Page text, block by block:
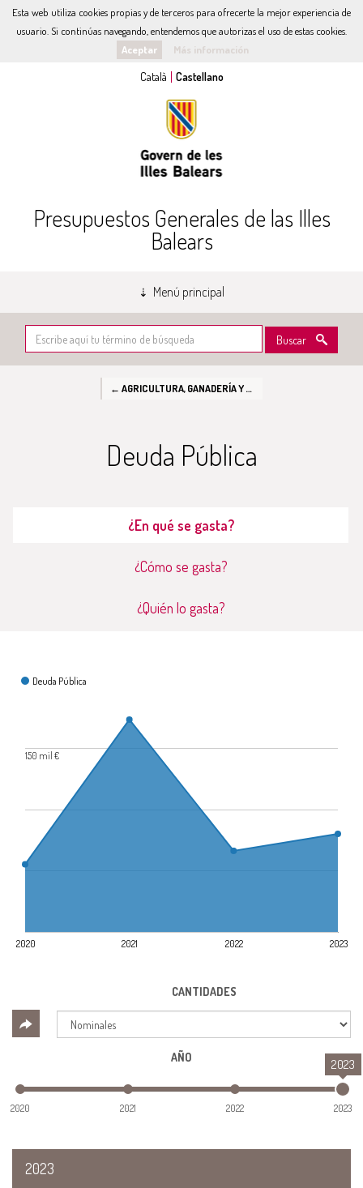
Esta web utiliza cookies propias y de terceros para ofrecerte la mejor experiencia de
usuario. Si continúas navegando, entendemos que autorizas el uso de estas cookies.
Aceptar
Más información
Presupuestos Generales de las Illes
Balears
Menú principal
Buscar
← AGRICULTURA, GANADERÍA Y PESCA
Deuda Pública
¿En qué se gasta?
¿Cómo se gasta?
¿Quién lo gasta?
¿En qué se gasta?
Deuda Pública
2020 2021 2022 2023
150 mil €
CANTIDADES
AÑO 2023
2020 2021 2022 2023
2023